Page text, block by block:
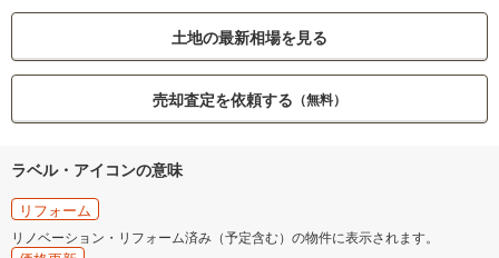
土地の最新相場を見る
売却査定を依頼する （無料）
ラベル・アイコンの意味
リフォーム
リノベーション・リフォーム済み（予定含む）の物件に表示されます。